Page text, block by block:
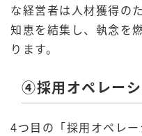
な経営者は人材獲得の
知恵を結集し、執念を
ります。
④採用オペレー
4つ目の「採用オペレ